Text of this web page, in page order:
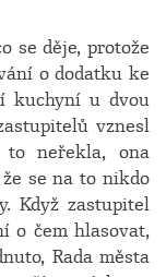
se děje, protože
o dodatku ke
kuchyní u dvou
vznesl
neřekla, ona
se na to nikdo
Když zastupitel
o čem hlasovat,
Rada města